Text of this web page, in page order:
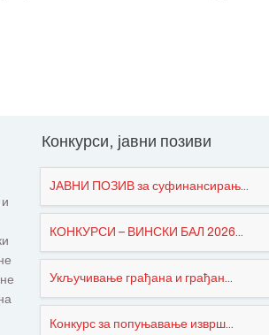
Конкурси, јавни позиви
ЈАВНИ ПОЗИВ за суфинансирањ...
КОНКУРСИ – ВИНСКИ БАЛ 2026...
Укључивање грађана и грађан...
Конкурс за попуњавање изврш...